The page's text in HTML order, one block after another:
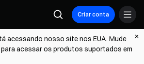
Criar conta
acessando nosso site nos EUA. Mude
para acessar os produtos suportados em